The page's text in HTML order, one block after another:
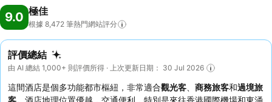
9.0 極佳
根據 8,472 筆熱門網站評分
評價總結
由 AI 總結 1,000+ 則評價所得 · 上次更新日期： 30 Jul 2026
這間酒店是個多功能都市樞紐，非常適合觀光客 商務旅客和過境旅
客。酒店地理位置優越，交通便利，特別是來往香港國際機場和東涌